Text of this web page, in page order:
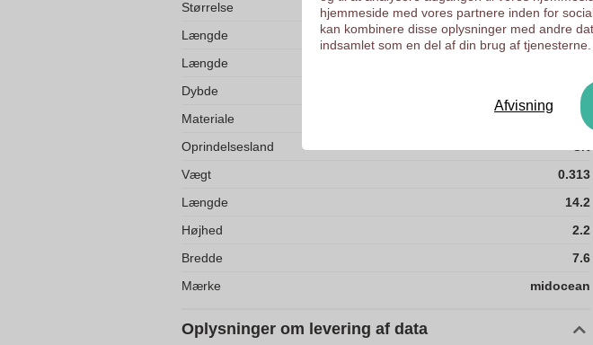
Størrelse
7.6 x 2.2 x 14.2 cm
Længde
7.6 cm
Længde
Dybde
14.2 cm
Materiale
Batteri
Oprindelsesland
Vægt
0.313
Længde
14.2
Højhed
2.2
Bredde
7.6
Mærke
midocean
Oplysninger om levering af data
hjemmeside med vores partnere inden for
kan kombinere disse oplysninger med andre
indsamlet som en del af din brug af tjenesterne.
Afvisning